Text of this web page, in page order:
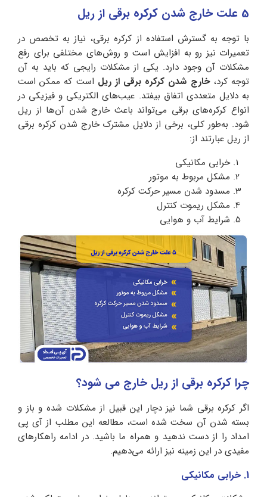
5 علت خارج شدن کرکره برقی از ریل
با‌ توجه به گسترش استفاده از کرکره برقی، نیاز به تخصص در
تعمیرات نیز رو به افزایش است و روش‌های مختلفی برای رفع
مشکلات آن وجود دارد. یکی از مشکلات رایجی که باید به آن
توجه کرد،خارج شدن کرکره برقی از ریل است که ممکن است
به دلایل متعددی اتفاق بیفتد. عیب‌های الکتریکی و فیزیکی در
انواع کرکره‌های برقی می‌تواند باعث خارج شدن آن‌ها از ریل
شود. به‌طور کلی، برخی از دلایل مشترک خارج شدن کرکره برقی
از ریل عبارتند از:
خرابی مکانیکی
مشکل مربوط به موتور
مسدود شدن مسیر حرکت کرکره
مشکل ریموت کنترل
شرایط آب‌ و‌ هوایی
چرا کرکره برقی از ریل خارج می شود؟
اگر کرکره برقی شما نیز دچار این قبیل از مشکلات شده و باز و
بسته شدن آن سخت شده است، مطالعه این مطلب از آی پی
امداد را از دست ندهید و همراه ما باشید. در ادامه راهکارهای
مفیدی در این زمینه نیز ارائه می‌دهیم.
1. خرابی مکانیکی